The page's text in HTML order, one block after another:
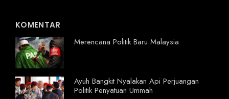
KOMENTAR
Merencana Politik Baru Malaysia
Ayuh Bangkit Nyalakan Api Perjuangan
Politik Penyatuan Ummah